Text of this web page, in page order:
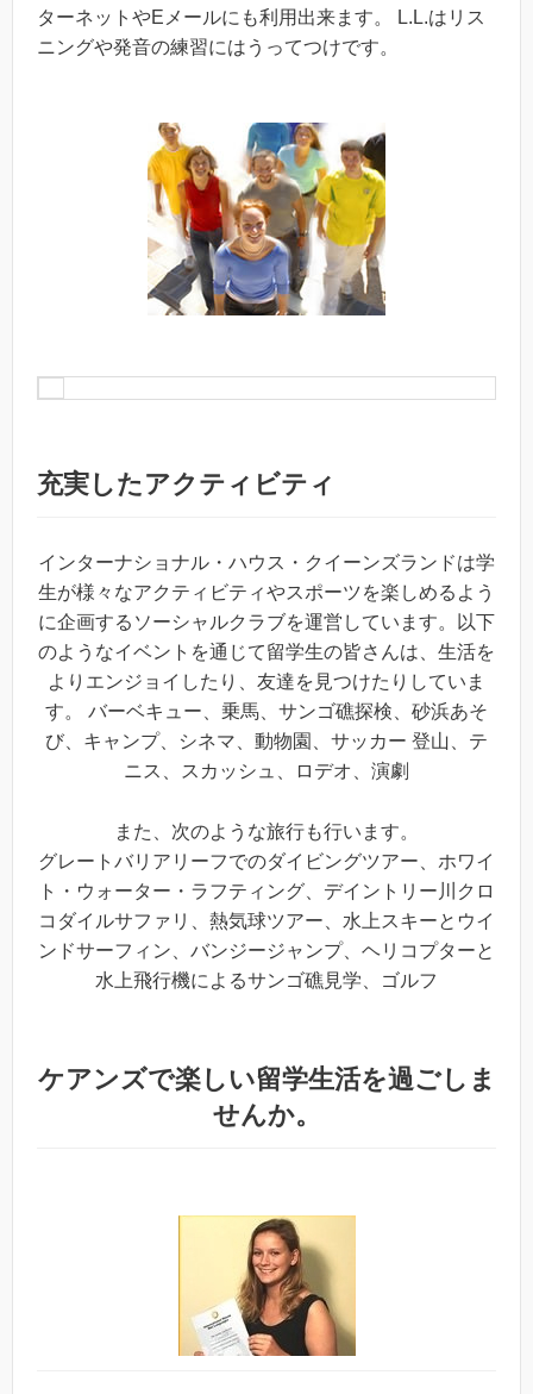
ターネットやEメールにも利用出来ます。 L.L.はリス
ニングや発音の練習にはうってつけです。
充実したアクティビティ
インターナショナル・ハウス・クイーンズランドは学
生が様々なアクティビティやスポーツを楽しめるよう
に企画するソーシャルクラブを運営しています。以下
のようなイベントを通じて留学生の皆さんは、生活を
よりエンジョイしたり、友達を見つけたりしていま
す。 バーベキュー、乗馬、サンゴ礁探検、砂浜あそ
び、キャンプ、シネマ、動物園、サッカー 登山、テ
ニス、スカッシュ、ロデオ、演劇
また、次のような旅行も行います。
グレートバリアリーフでのダイビングツアー、ホワイ
ト・ウォーター・ラフティング、デイントリー川クロ
コダイルサファリ、熱気球ツアー、水上スキーとウイ
ンドサーフィン、バンジージャンプ、ヘリコプターと
水上飛行機によるサンゴ礁見学、ゴルフ
ケアンズで楽しい留学生活を過ごしま
せんか。